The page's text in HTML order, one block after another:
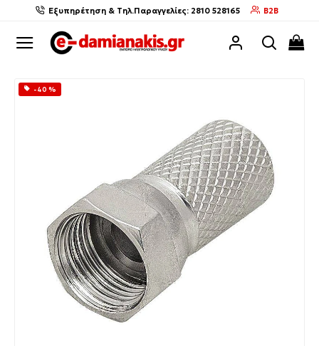
Εξυπηρέτηση & Τηλ.Παραγγελίες: 2810 528165 B2B
-40 %